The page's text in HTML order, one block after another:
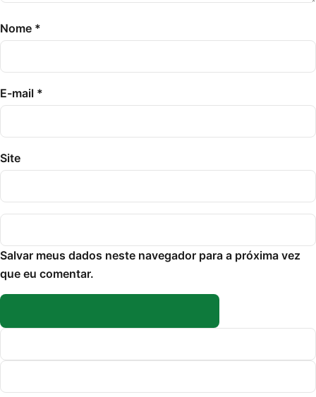
Nome *
E-mail *
Site
Salvar meus dados neste navegador para a próxima vez
que eu comentar.